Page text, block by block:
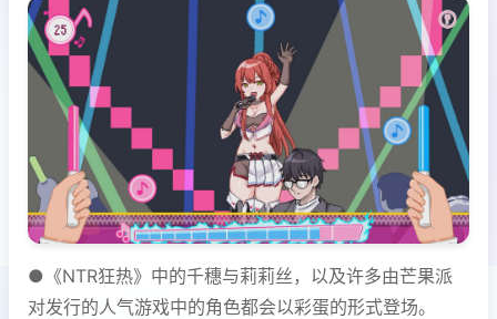
●《NTR狂热》中的千穗与莉莉丝，以及许多由芒果派
对发行的人气游戏中的角色都会以彩蛋的形式登场。